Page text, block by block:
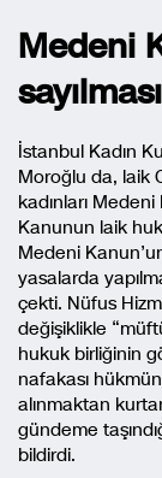
Medeni
İstanbul Kadın
Moroğlu da, laik
kadınları
Kanunun laik
Medeni
yasalarda
çekti. Nüfus
değişiklikle
hukuk birliğinin
nafakası
alınmaktan
gündeme
bildirdi.